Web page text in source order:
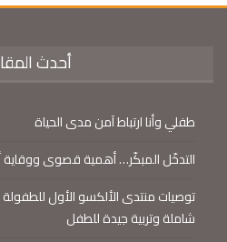
أحدث
طفلي وأنا ارتباط آمن مدى الحياة
التدخّل المبكّر… أهمية قصوى ووقاية
توصيات منتدى الألكسو الأول
شاملة وتربية جيدة للطفل